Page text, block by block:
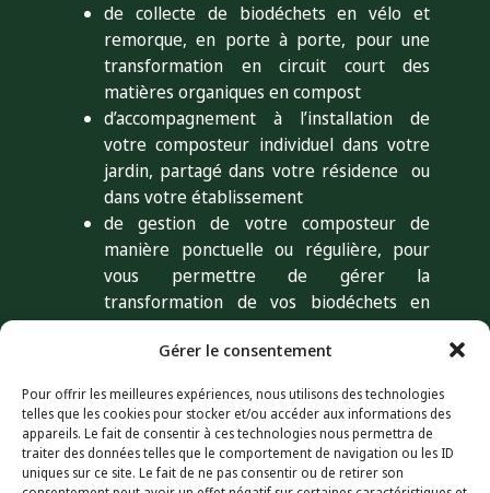
Gérer le consentement
Pour offrir les meilleures expériences, nous utilisons des technologies
telles que les cookies pour stocker et/ou accéder aux informations des
appareils. Le fait de consentir à ces technologies nous permettra de
traiter des données telles que le comportement de navigation ou les ID
uniques sur ce site. Le fait de ne pas consentir ou de retirer son
de collecte de biodéchets en vélo et
remorque, en porte à porte, pour une
transformation en circuit court des
matières organiques en compost
d’accompagnement à l’installation de
votre composteur individuel dans votre
jardin, partagé dans votre résidence ou
dans votre établissement
de gestion de votre composteur de
manière ponctuelle ou régulière, pour
vous permettre de gérer la
transformation de vos biodéchets en
toute sérénité
de diagnostic pour faire un état des lieux
clés de réussite
d’animation et de sensibilisation autour
des biodéchets adaptées à toutes âges et
conditions confondues